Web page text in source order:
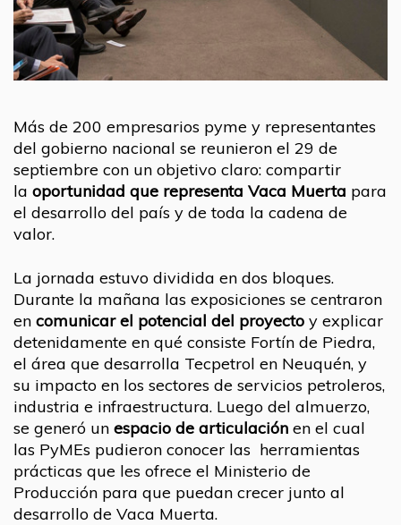
Más de 200 empresarios pyme y representantes
del gobierno nacional se reunieron el 29 de
septiembre con un objetivo claro: compartir
la oportunidad que representa Vaca Muerta para
el desarrollo del país y de toda la cadena de
valor.
La jornada estuvo dividida en dos bloques.
Durante la mañana las exposiciones se centraron
en comunicar el potencial del proyecto y explicar
detenidamente en qué consiste Fortín de Piedra,
el área que desarrolla Tecpetrol en Neuquén, y
su impacto en los sectores de servicios petroleros,
industria e infraestructura. Luego del almuerzo,
se generó un espacio de articulación en el cual
las PyMEs pudieron conocer las herramientas
prácticas que les ofrece el Ministerio de
Producción para que puedan crecer junto al
desarrollo de Vaca Muerta.